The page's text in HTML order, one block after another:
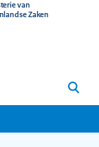
van
Zaken
Zoeken